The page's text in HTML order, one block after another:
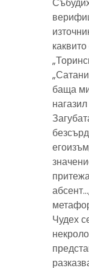
баща
Чудех